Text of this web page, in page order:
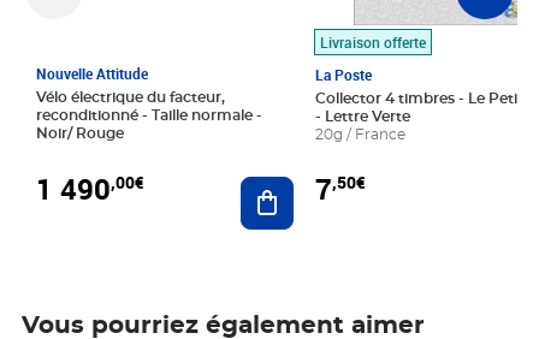
Nouvelle Attitude
Vélo électrique du facteur,
reconditionné - Taille normale -
Noir/ Rouge
1 490,00€ Ajouter au panier
Livraison offerte
La Poste
Collector 4 timbres - Le Petit
- Lettre Verte
20g / France
7,50€
Vous pourriez également aimer